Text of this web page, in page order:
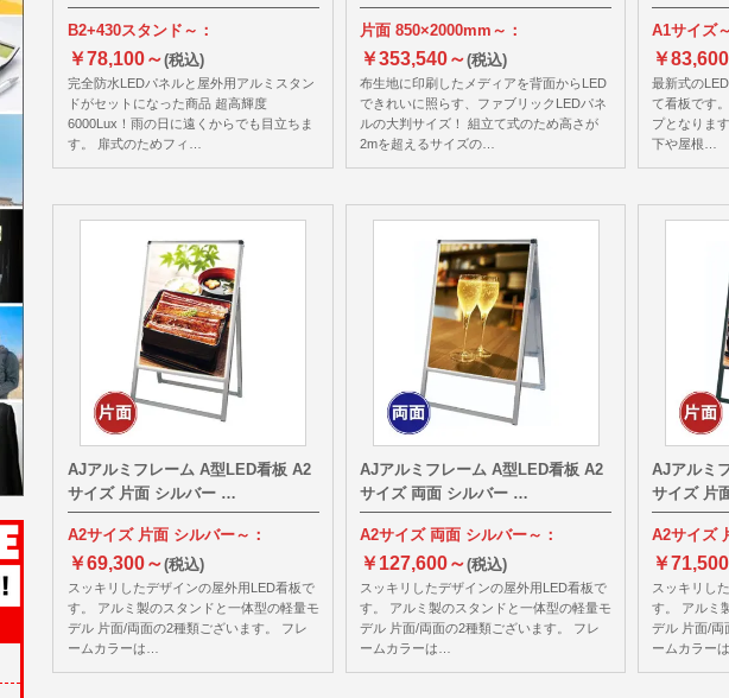
B2+430スタンド～：
￥78,100～(税込)
完全防水LEDパネルと屋外用アルミスタン
ドがセットになった商品 超高輝度
6000Lux！雨の日に遠くからでも目立ちま
す。 扉式のためフィ…
片面 850×2000mm～：
￥353,540～(税込)
布生地に印刷したメディアを背面からLED
できれいに照らす、ファブリックLEDパネ
ルの大判サイズ！ 組立て式のため高さが
2mを超えるサイズの…
A1サイズ
￥
最新式の
て看板です
プとなりま
下や屋根…
AJアルミフレーム A型LED看板 A2
サイズ 片面 シルバー …
A2サイズ 片面 シルバー～：
￥69,300～(税込)
スッキリしたデザインの屋外用LED看板で
す。 アルミ製のスタンドと一体型の軽量モ
デル 片面/両面の2種類ございます。 フレ
ームカラーは…
AJアルミフレーム A型LED看板 A2
サイズ 両面 シルバー …
A2サイズ 両面 シルバー～：
￥127,600～(税込)
スッキリしたデザインの屋外用LED看板で
す。 アルミ製のスタンドと一体型の軽量モ
デル 片面/両面の2種類ございます。 フレ
ームカラーは…
AJアルミ
サイズ 片
A2サイズ
￥
スッキリし
す。 アルミ
デル 片面/両
ームカラー